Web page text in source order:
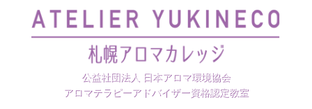
公益社団法人 日本アロマ環境協会
アロマテラピーアドバイザー資格認定教室
札幌アロマカレッジのホームページを開設いたしまし
た